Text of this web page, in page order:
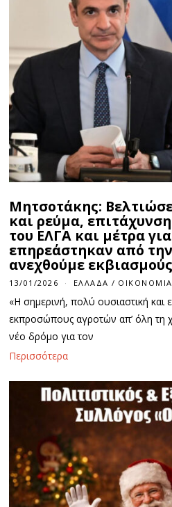
Μητσοτάκης:
και ρεύμα,
του ΕΛΓΑ και μέτρα
επηρεάστηκαν από
ανεχθούμε
13/01/2026
/
1
/
2
0
ΕΛΛΆΔΑ / ΟΙΚΟΝΟΜΊΑ
«Η σημερινή, πολύ ουσιαστική και
εκπροσώπους αγροτών απ’ όλη τη
νέο δρόμο για τον
Περισσότερα